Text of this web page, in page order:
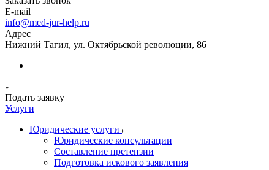
E-mail
info@med-jur-help.ru
Адрес
Нижний Тагил, ул. Октябрьской революции, 86
Подать заявку
Услуги
Юридические услуги
Юридические консультации
Составление претензии
Подготовка искового заявления